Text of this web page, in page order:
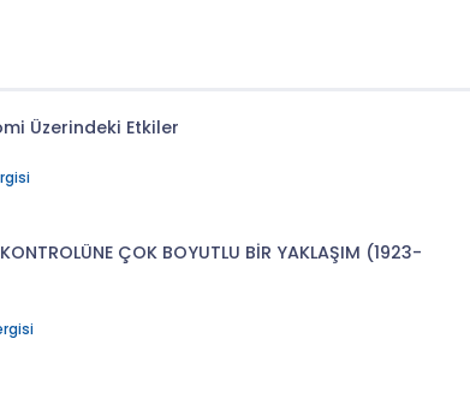
Üzerindeki Etkiler
ÇOK BOYUTLU BİR YAKLAŞIM (1923-